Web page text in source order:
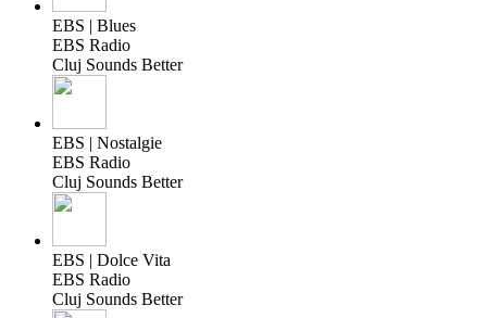
EBS | Blues
EBS Radio
Cluj Sounds Better
EBS | Nostalgie
EBS Radio
Cluj Sounds Better
EBS | Dolce Vita
EBS Radio
Cluj Sounds Better